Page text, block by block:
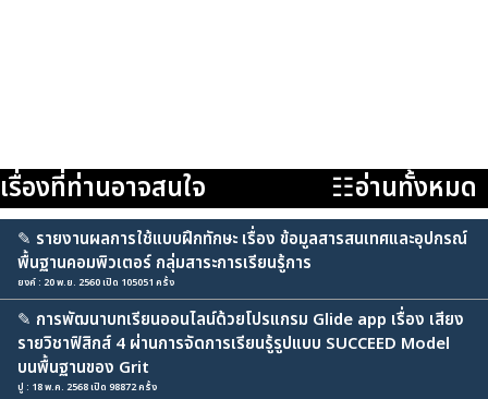
เรื่องที่ท่านอาจสนใจ ☷อ่านทั้งหมด
✎ รายงานผลการใช้แบบฝึกทักษะ เรื่อง ข้อมูลสารสนเทศและอุปกรณ์
พื้นฐานคอมพิวเตอร์ กลุ่มสาระการเรียนรู้การ
ยงค์ : 20 พ.ย. 2560 เปิด 105051 ครั้ง
✎ การพัฒนาบทเรียนออนไลน์ด้วยโปรแกรม Glide app เรื่อง เสียง
รายวิชาฟิสิกส์ 4 ผ่านการจัดการเรียนรู้รูปแบบ SUCCEED Model
บนพื้นฐานของ Grit
ปู : 18 พ.ค. 2568 เปิด 98872 ครั้ง